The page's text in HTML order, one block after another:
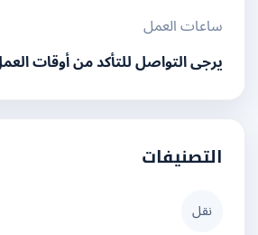
ساعات العمل
يرجى التواصل للتأكد من أوقات العمل
التصنيفات